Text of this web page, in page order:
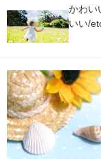
かわい
いい/